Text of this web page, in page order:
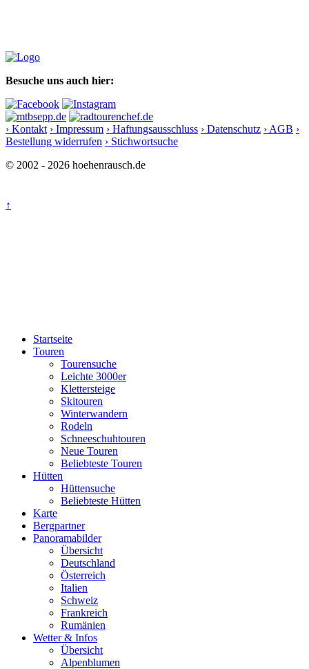
Besuche uns auch hier:
› Kontakt › Impressum › Haftungsausschluss › Datenschutz › AGB ›
Bestellung widerrufen › Stichwortsuche
© 2002 - 2026 hoehenrausch.de
↑
Startseite
Touren
Tourensuche
Leichte 3000er
Klettersteige
Skitouren
Winterwandern
Rodeln
Schneeschuhtouren
Neue Touren
Beliebteste Touren
Hütten
Hüttensuche
Beliebteste Hütten
Karte
Bergpartner
Panoramabilder
Übersicht
Deutschland
Österreich
Italien
Schweiz
Frankreich
Rumänien
Wetter & Infos
Übersicht
Alpenblumen